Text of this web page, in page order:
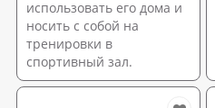
использовать его дома и
носить с собой на
тренировки в
спортивный зал.